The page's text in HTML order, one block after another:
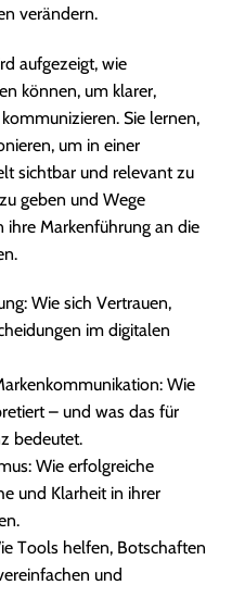
verändern.
aufgezeigt, wie
können, um klarer,
Sie lernen,
um in einer
sichtbar und relevant zu
geben und Wege
ihre Markenführung an die
Wie sich Vertrauen,
im digitalen
Wie
– und was das für
bedeutet.
Wie erfolgreiche
und Klarheit in ihrer
Tools helfen, Botschaften
und